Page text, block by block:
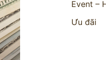
Event –
Ưu đãi